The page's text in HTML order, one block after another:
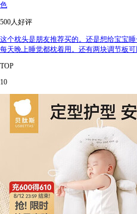
色
500人好评
这个枕头是朋友推荐买的。还是想给宝宝
每天晚上睡觉都枕着用。还有两块调节板
TOP
10